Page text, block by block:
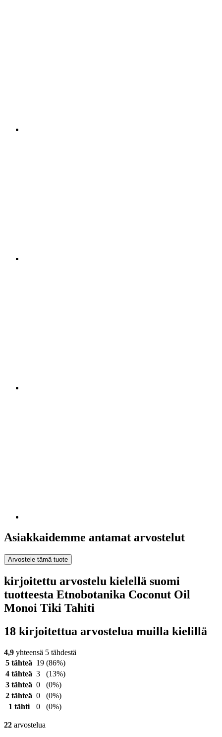
Asiakkaidemme antamat arvostelut
Arvostele tämä tuote
kirjoitettu arvostelu kielellä suomi
tuotteesta Etnobotanika Coconut Oil
Monoi Tiki Tahiti
18 kirjoitettua arvostelua muilla kielillä
4,9 yhteensä 5 tähdestä
5 tähteä 19 (86%)
4 tähteä 3
(13%)
3 tähteä 0
(0%)
2 tähteä 0
(0%)
1 tähti
0 (0%)
22 arvostelua